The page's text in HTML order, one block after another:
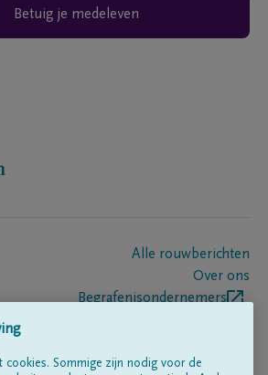
Betuig je medeleven
Alle rouwberichten
Over ons
Begrafenisondernemers
cookies. Sommige zijn nodig voor de